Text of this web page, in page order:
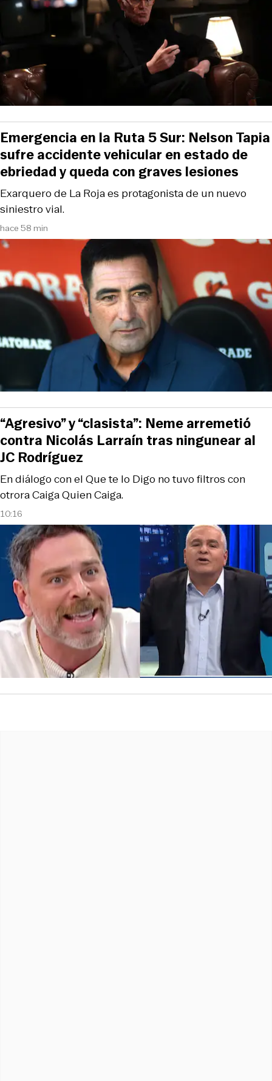
hace 58 min
Exarquero de La Roja es protagonista de un nuevo
siniestro vial.
Emergencia en la Ruta 5 Sur: Nelson Tapia
sufre accidente vehicular en estado de
ebriedad y queda con graves lesiones
10:16
En diálogo con el Que te lo Digo no tuvo filtros con
otrora Caiga Quien Caiga.
“Agresivo” y “clasista”: Neme arremetió
contra Nicolás Larraín tras ningunear al
JC Rodríguez